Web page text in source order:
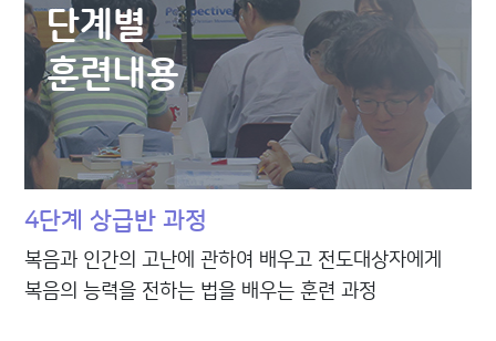
단계별
훈련내용
4단계 상급반 과정
복음과 인간의 고난에 관하여 배우고 전도대상자에게
복음의 능력을 전하는 법을 배우는 훈련 과정